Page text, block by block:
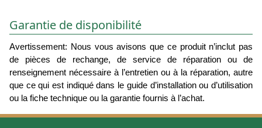
Garantie de disponibilité
Avertissement: Nous vous avisons que ce produit n’inclut pas
de pièces de rechange, de service de réparation ou de
renseignement nécessaire à l’entretien ou à la réparation, autre
que ce qui est indiqué dans le guide d’installation ou d’utilisation
ou la fiche technique ou la garantie fournis à l’achat.